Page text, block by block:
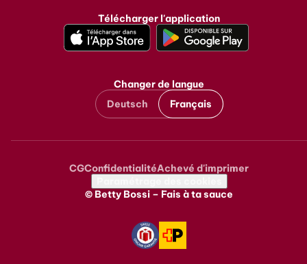
Télécharger l'application
Changer de langue
Deutsch
Français
Metanavigation
CGConfidentialitéAchevé d'imprimer
© Betty Bossi – Fais à ta sauce